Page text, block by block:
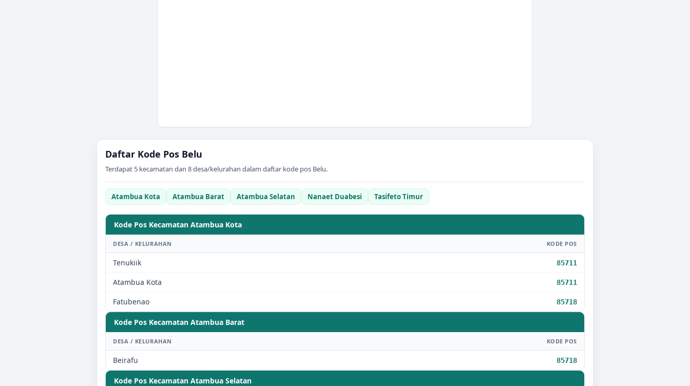
Daftar Kode Pos Belu
Terdapat 5 kecamatan dan 8desa/kelurahan dalam daftar kode pos Belu.
Atambua Kota Atambua Barat Atambua Selatan Nanaet Duabesi Tasifeto Timur
Kode Pos Kecamatan Atambua Kota
DESA / KELURAHAN KODE POS
Tenukiik 85711
Atambua Kota 85711
Fatubenao 85718
Kode Pos Kecamatan Atambua Barat
DESA / KELURAHAN KODE POS
Beirafu 85718
Kode Pos Kecamatan Atambua Selatan